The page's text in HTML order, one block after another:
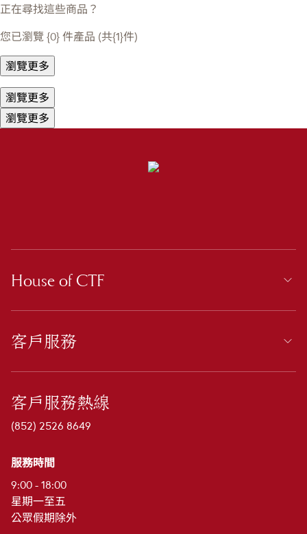
正在尋找這些商品？
您已瀏覽 {0} 件產品 (共{1}件)
瀏覽更多
瀏覽更多
瀏覽更多
House of CTF
客戶服務
客戶服務熱線
(852) 2526 8649
服務時間
9:00 - 18:00
星期一至五
公眾假期除外